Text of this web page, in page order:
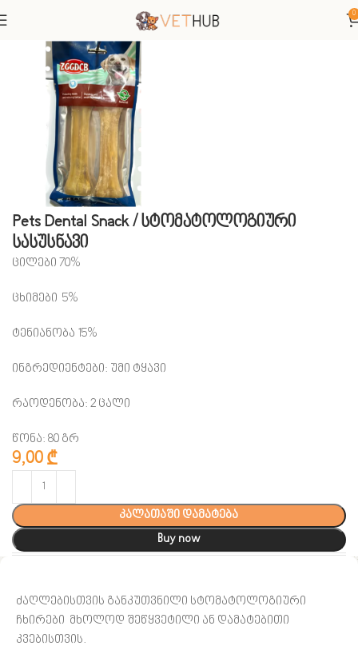
0
სასუსნავები
Pets Dental Snack / სტომატოლოგიური
სასუსნავი
ცილები 70%
ცხიმები 5%
ტენიანობა 15%
ინგრედიენტები: უმი ტყავი
რაოდენობა: 2 ცალი
წონა: 80 გრ
9,00 ₾
კალათაში დამატება
Buy now
ძაღლებისთვის განკუთვნილი სტომატოლოგიური
ჩხირები მხოლოდ შეწყვეტილი ან დამატებითი
კვებისთვის.